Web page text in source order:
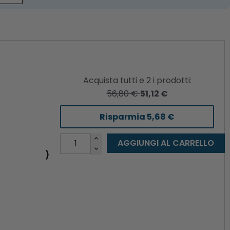
⟩
Acquista tutti e 2i prodotti:
56,80 €51,12 €
Risparmia 5,68 €
AGGIUNGI AL CARRELLO